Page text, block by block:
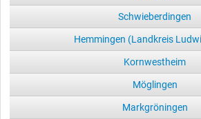
Schwieberdingen
Hemmingen (Landkreis
Kornwestheim
Möglingen
Markgröningen